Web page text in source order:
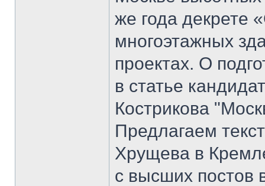
же года декрете
многоэтажных
проектах. О
в статье
Кострикова
Предлагаем
Хрущева в
с высших постов